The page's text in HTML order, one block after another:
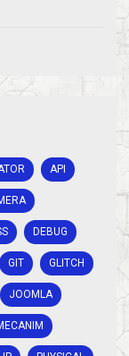
API
DEBUG
GIT GLITCH
JOOMLA